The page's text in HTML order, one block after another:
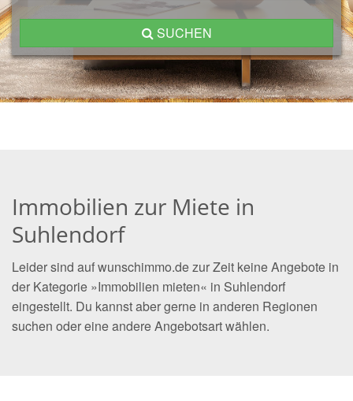
SUCHEN
Immobilien zur Miete in
Suhlendorf
Leider sind auf wunschimmo.de zur Zeit keine Angebote in
der Kategorie »Immobilien mieten« in Suhlendorf
eingestellt. Du kannst aber gerne in anderen Regionen
suchen oder eine andere Angebotsart wählen.